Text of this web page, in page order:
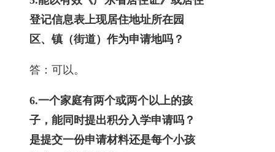
登记信息表上现居住地址所在园
区、镇（街道） 作为申请地吗？
答：可以。
6.一个家庭有两个或两个以上的孩
子，能同时提出积分入学申请吗？
是提交一份申请材料还是每个小孩